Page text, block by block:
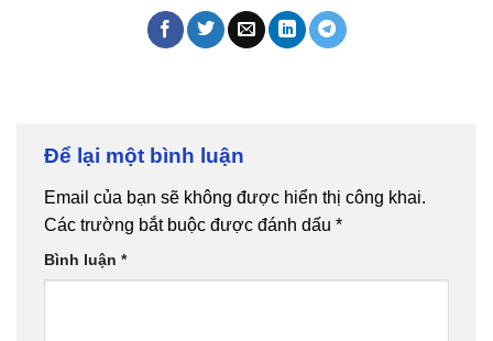
Để lại một bình luận
Email của bạn sẽ không được hiển thị công khai.
Các trường bắt buộc được đánh dấu *
Bình luận *